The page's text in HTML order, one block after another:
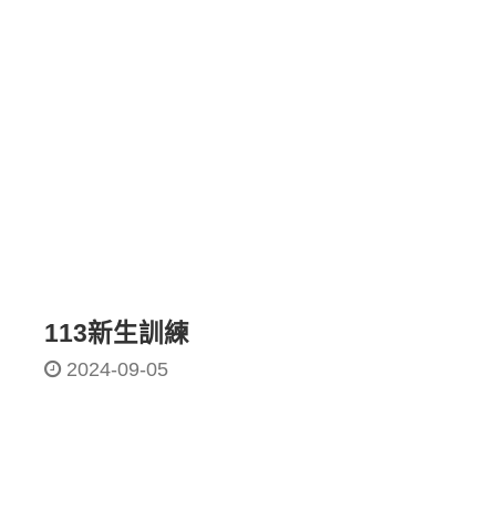
113新生訓練
2024-09-05